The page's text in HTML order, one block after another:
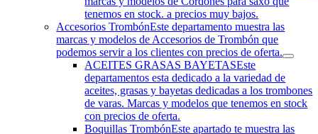
tenemos en stock. a precios muy bajos.
Accesorios TrombónEste departamento muestra las
marcas y modelos de Accesorios de Trombón que
podemos servir a los clientes con precios de oferta.
ACEITES GRASAS BAYETASEste
departamentos esta dedicado a la variedad de
aceites, grasas y bayetas dedicadas a los trombones
de varas. Marcas y modelos que tenemos en stock
con precios de oferta.
Boquillas TrombónEste apartado te muestra las